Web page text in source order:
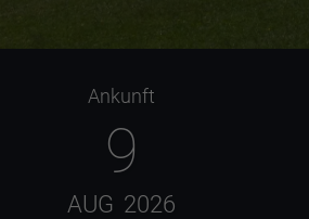
Ankunft
9
AUG 2026